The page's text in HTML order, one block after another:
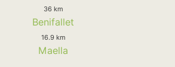
36 km
Benifallet
16.9 km
Maella